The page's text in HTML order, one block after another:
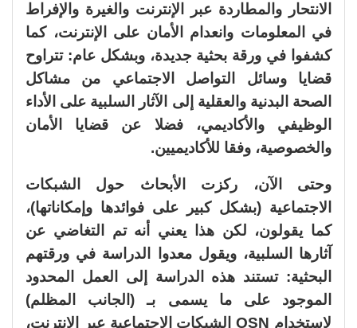
الانتحار والمطاردة عبر الإنترنت والغيرة والإفراط
في المعلومات وانعدام الأمان على الإنترنت، كما
كشفوا في ورقة بحثية جديدة، وبشكل عام: تتراوح
قضايا وسائل التواصل الاجتماعي من مشاكل
الصحة البدنية والعقلية إلى الآثار السلبية على الأداء
الوظيفي والأكاديمي، فضلا عن قضايا الأمان
والخصوصية، وفقا للأكاديميين.
وحتى الآن، ركزت الأبحاث حول الشبكات
الاجتماعية (بشكل كبير على فوائدها وإمكاناتها)،
كما يقولون، لكن هذا يعني أنه تم التغاضي عن
آثارها السلبية، ويقول معدوا الدراسة في ورقتهم
البحثية: تستند هذه الدراسة إلى العمل المحدود
الموجود على ما يسمى بـ (الجانب المظلم)
لاستخدام OSN الشبكات الاجتماعية عبر الإنترنت،